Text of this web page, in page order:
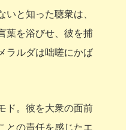
いと知った聴衆は、
葉を浴びせ、彼を捕
ラルダは咄嗟にかば
ド。彼を大衆の面前
との責任を感じたエ